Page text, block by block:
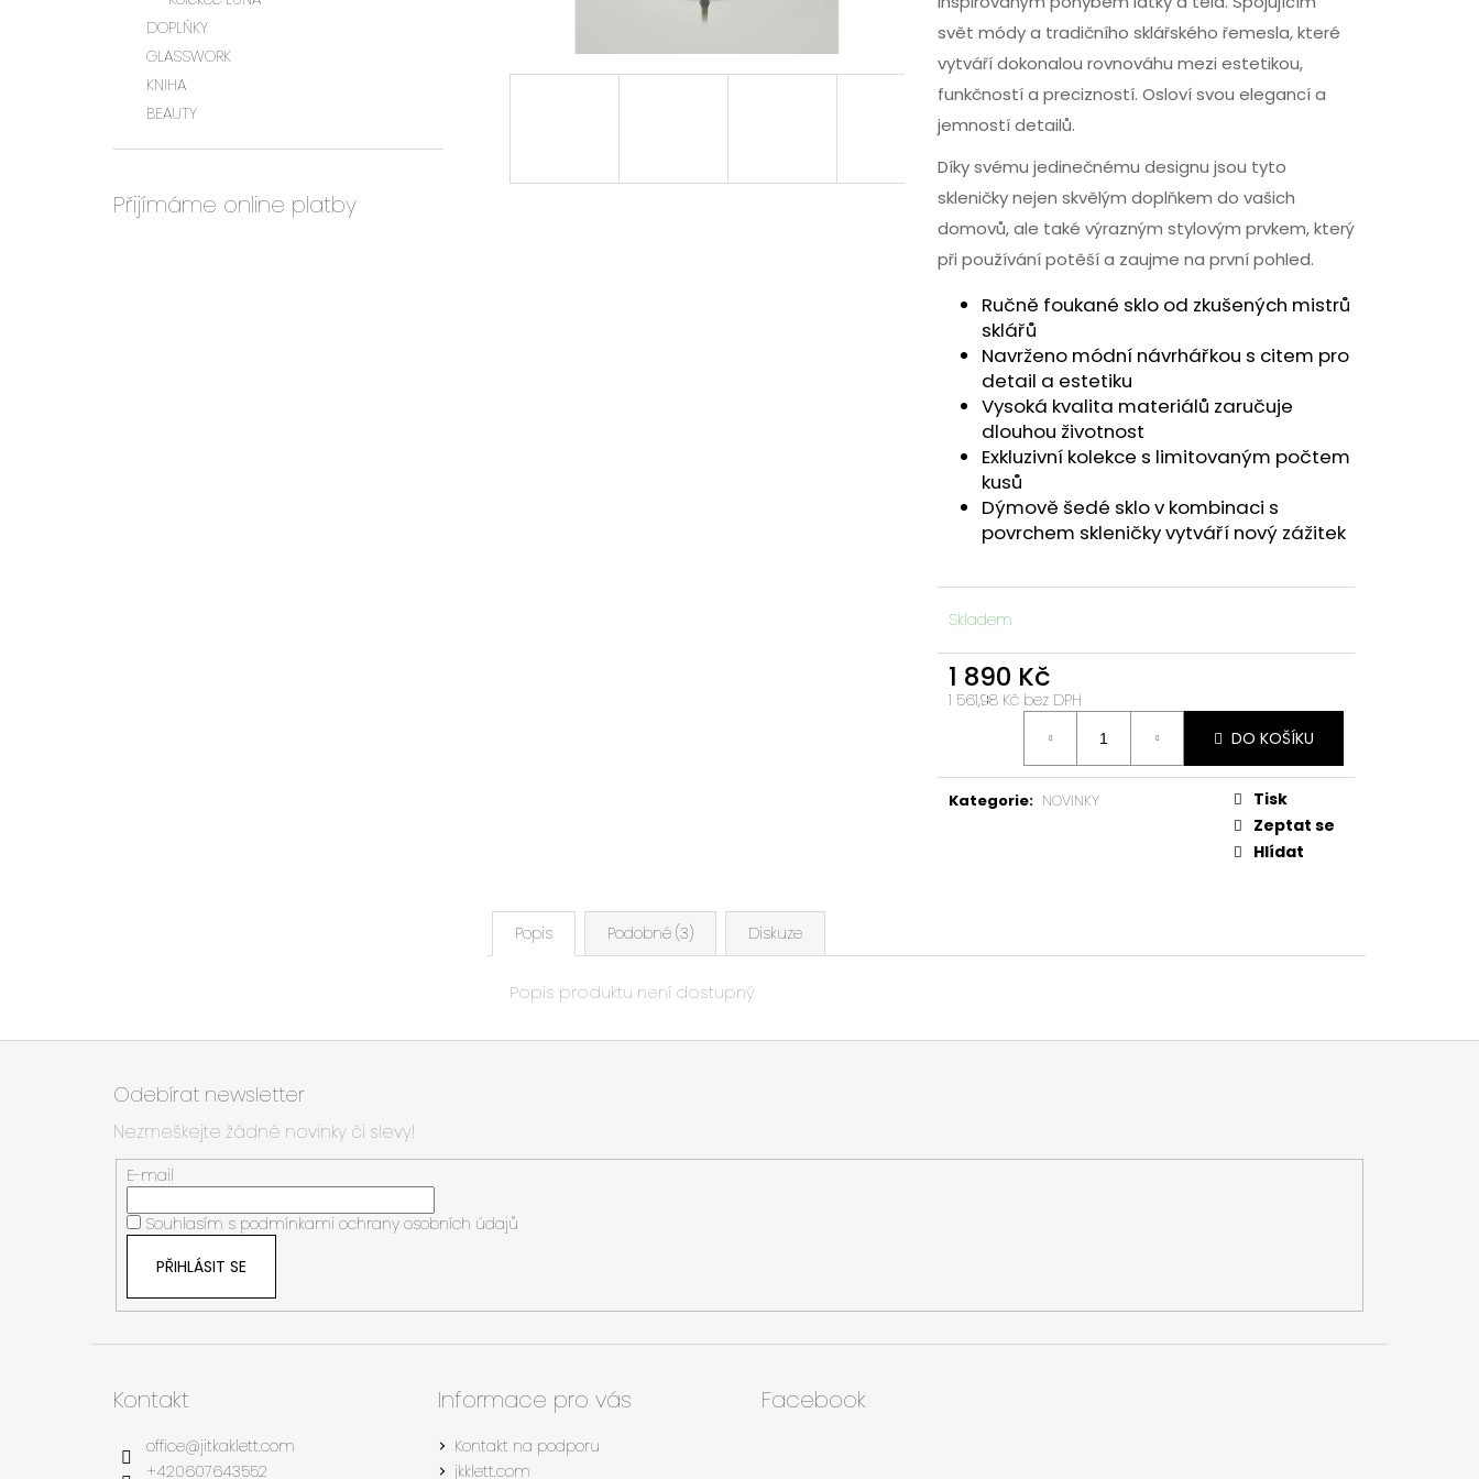
DOPLŇKY
GLASSWORK
KNIHA
BEAUTY
Přijímáme online platby
svět módy a tradičního sklářského řemesla, které
vytváří dokonalou rovnováhu mezi estetikou,
funkčností a precizností. Osloví svou elegancí a
jemností detailů.
Díky svému jedinečnému designu jsou tyto
skleničky nejen skvělým doplňkem do vašich
domovů, ale také výrazným stylovým prvkem, který
při používání potěší a zaujme na první pohled.
Ručně foukané sklo od zkušených mistrů
sklářů
Navrženo módní návrhářkou s citem pro
detail a estetiku
Vysoká kvalita materiálů zaručuje
dlouhou životnost
Exkluzivní kolekce s limitovaným počtem
kusů
Dýmově šedé sklo v kombinaci s
povrchem skleničky vytváří nový zážitek
Skladem
1 890 Kč
1 561,98 Kč bez DPH
DO KOŠÍKU
Kategorie: NOVINKY
Tisk
Zeptat se
Hlídat
Popis Podobné (3) Diskuze
Popis produktu není dostupný
Odebírat newsletter
Nezmeškejte žádné novinky či slevy!
E-mail
Souhlasím s podmínkami ochrany osobních údajů
PŘIHLÁSIT SE
Kontakt
office@jitkaklett.com
+420607643552
Informace pro vás
Kontakt na podporu
jkklett.com
Facebook